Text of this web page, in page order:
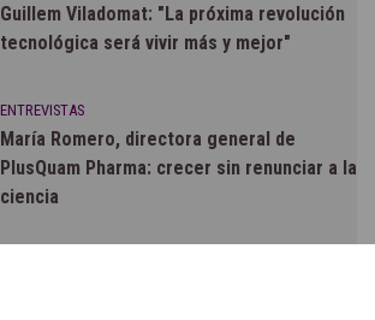
Guillem Viladomat: "La próxima revolución
tecnológica será vivir más y mejor"
ENTREVISTAS
María Romero, directora general de
PlusQuam Pharma: crecer sin renunciar a la
ciencia